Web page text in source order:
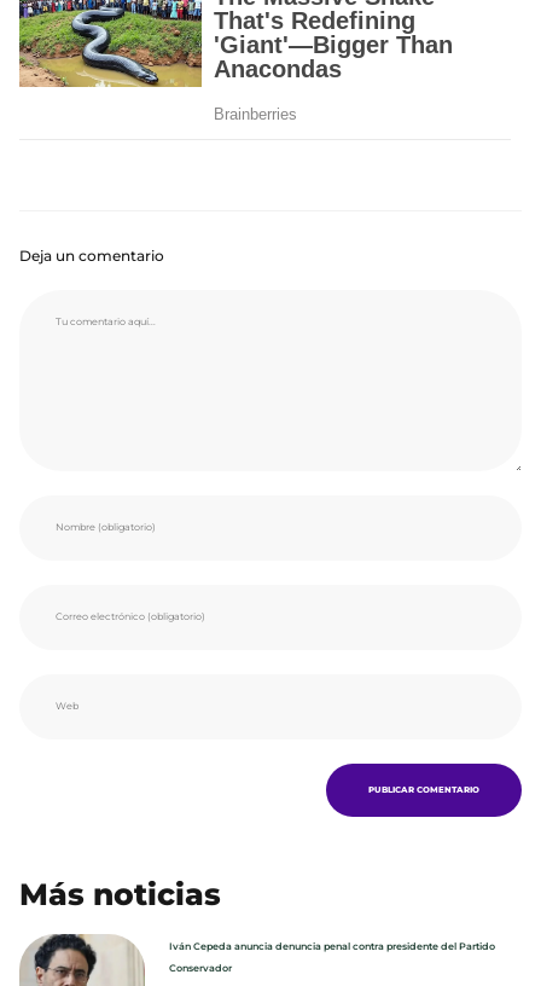
Deja un comentario
Más noticias
Iván Cepeda anuncia denuncia penal contra presidente del Partido
Conservador